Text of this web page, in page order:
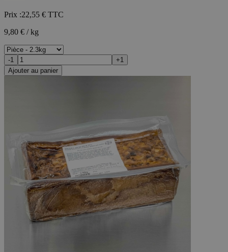
Prix :22,55 € TTC
9,80 € / kg
-1
+1
Ajouter au panier